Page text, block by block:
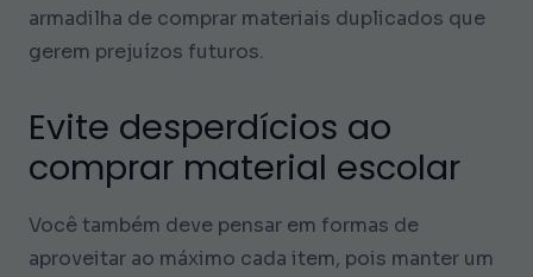
armadilha de comprar materiais duplicados que
gerem prejuízos futuros.
Evite desperdícios ao
comprar material escolar
Você também deve pensar em formas de
aproveitar ao máximo cada item, pois manter um